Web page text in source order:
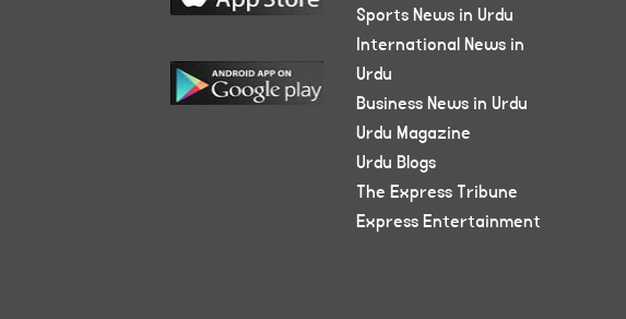
Sports News in Urdu
International News in
Urdu
Business News in Urdu
Urdu Magazine
Urdu Blogs
The Express Tribune
Express Entertainment